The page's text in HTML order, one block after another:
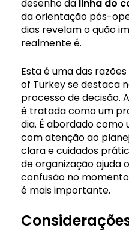
desenho da linha do
da orientação pós-
dias revelam o quão
realmente é.
Esta é uma das
of Turkey se destaca
processo de decisão.
é tratada como um
dia. É abordado
com atenção ao
clara e cuidados
de organização ajuda
confusão no
é mais importante.